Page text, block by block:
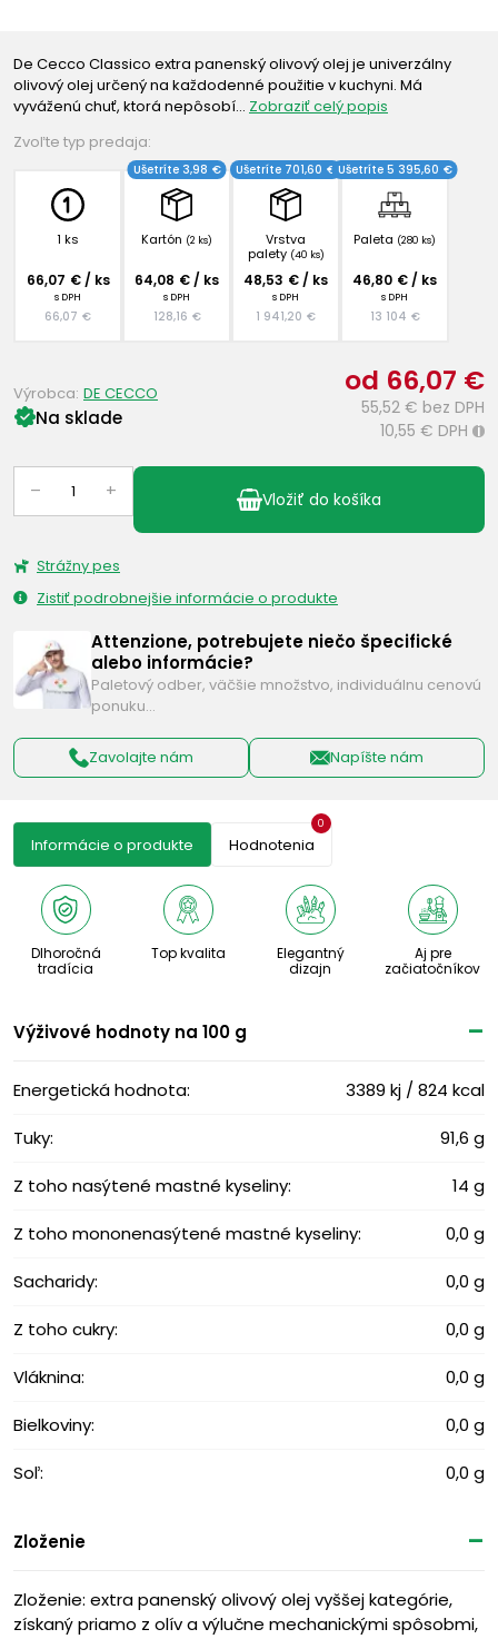
De Cecco Classico extra panenský olivový olej je univerzálny
olivový olej určený na každodenné použitie v kuchyni. Má
vyváženú chuť, ktorá nepôsobí… Zobraziť celý popis
Zvoľte typ predaja:
1 ks
66,07 € / ks
s DPH
66,07 €
Kartón (2 ks)
Ušetríte 3,98 €
64,08 € / ks
s DPH
128,16 €
Vrstva
palety (40 ks)
Ušetríte 701,60 €
48,53 € / ks
s DPH
1 941,20 €
Paleta (280 ks)
Ušetríte 5 395,60 €
46,80 € / ks
s DPH
13 104 €
od 66,07 €
55,52 € bez DPH
10,55 € DPH i
Na sklade
Výrobca: DE CECCO
– + Vložiť do košíka
Strážny pes
Zistiť podrobnejšie informácie o produkte
Attenzione, potrebujete niečo špecifické
alebo informácie?
Paletový odber, väčšie množstvo, individuálnu cenovú
ponuku…
Zavolajte nám Napíšte nám
Informácie o produkte Hodnotenia
0
Dlhoročná
tradícia
Top kvalita
Elegantný
dizajn
Aj pre
začiatočníkov
Výživové ​​hodnoty na 100 g
Energetická hodnota: 3389 kj / 824 kcal
Tuky: 91,6 g
Z toho nasýtené mastné kyseliny: 14 g
Z toho mononenasýtené mastné kyseliny: 0,0 g
Sacharidy: 0,0 g
Z toho cukry: 0,0 g
Vláknina: 0,0 g
Bielkoviny: 0,0 g
Soľ: 0,0 g
Zloženie
Zloženie: extra panenský olivový olej vyššej kategórie,
získaný priamo z olív a výlučne mechanickými spôsobmi,